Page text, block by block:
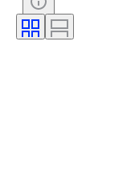
Kirkkaus
Tarkka väri